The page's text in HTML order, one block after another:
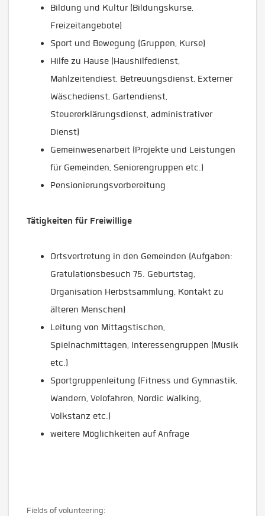
Bildung und Kultur (Bildungskurse,
Freizeitangebote)
Sport und Bewegung (Gruppen, Kurse)
Hilfe zu Hause (Haushilfedienst,
Mahlzeitendiest, Betreuungsdienst, Externer
Wäschedienst, Gartendienst,
Steuererklärungsdienst, administrativer
Dienst)
Gemeinwesenarbeit (Projekte und Leistungen
für Gemeinden, Seniorengruppen etc.)
Pensionierungsvorbereitung
Tätigkeiten für Freiwillige
Ortsvertretung in den Gemeinden (Aufgaben:
Gratulationsbesuch 75. Geburtstag,
Organisation Herbstsammlung, Kontakt zu
älteren Menschen)
Leitung von Mittagstischen,
Spielnachmittagen, Interessengruppen (Musik
etc.)
Sportgruppenleitung (Fitness und Gymnastik,
Wandern, Velofahren, Nordic Walking,
Volkstanz etc.)
weitere Möglichkeiten auf Anfrage
Fields of volunteering: